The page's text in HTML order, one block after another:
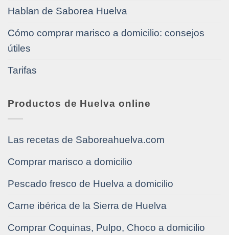
Hablan de Saborea Huelva
Cómo comprar marisco a domicilio: consejos
útiles
Tarifas
Productos de Huelva online
Las recetas de Saboreahuelva.com
Comprar marisco a domicilio
Pescado fresco de Huelva a domicilio
Carne ibérica de la Sierra de Huelva
Comprar Coquinas, Pulpo, Choco a domicilio